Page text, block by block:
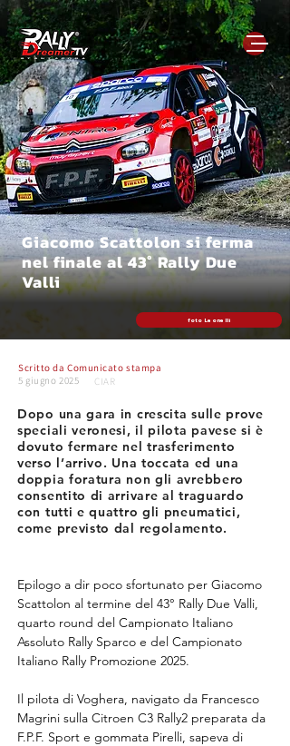
Giacomo Scattolon si ferma
nel finale al 43° Rally Due
Valli
foto Leonelli
Scritto daComunicato stampa
5 giugno 2025
CIAR
Dopo una gara in crescita sulle prove
speciali veronesi, il pilota pavese si è
dovuto fermare nel trasferimento
verso l’arrivo. Una toccata ed una
doppia foratura non gli avrebbero
consentito di arrivare al traguardo
con tutti e quattro gli pneumatici,
come previsto dal regolamento.
Epilogo a dir poco sfortunato per Giacomo
Scattolon al termine del 43° Rally Due Valli,
quarto round del Campionato Italiano
Assoluto Rally Sparco e del Campionato
Italiano Rally Promozione 2025.
Il pilota di Voghera, navigato da Francesco
Magrini sulla Citroen C3 Rally2 preparata da
F.P.F. Sport e gommata Pirelli, sapeva di